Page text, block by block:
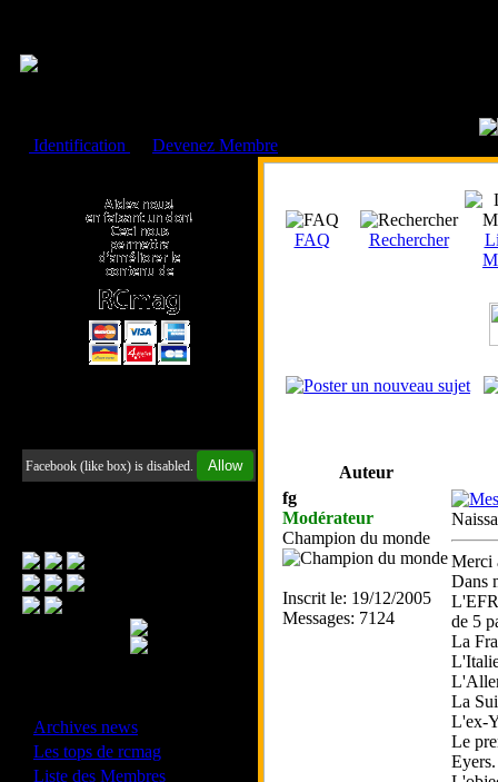
Identification
Devenez Membre
Facebook (like box) is disabled. Allow
Archives news
Les tops de rcmag
Liste des Membres
FAQ Rechercher
Auteur
fg
Modérateur
Champion du monde
Inscrit le: 19/12/2005
Messages: 7124
Merci
Dans
de 5
La
La
L'ex-
Le
Eyers.